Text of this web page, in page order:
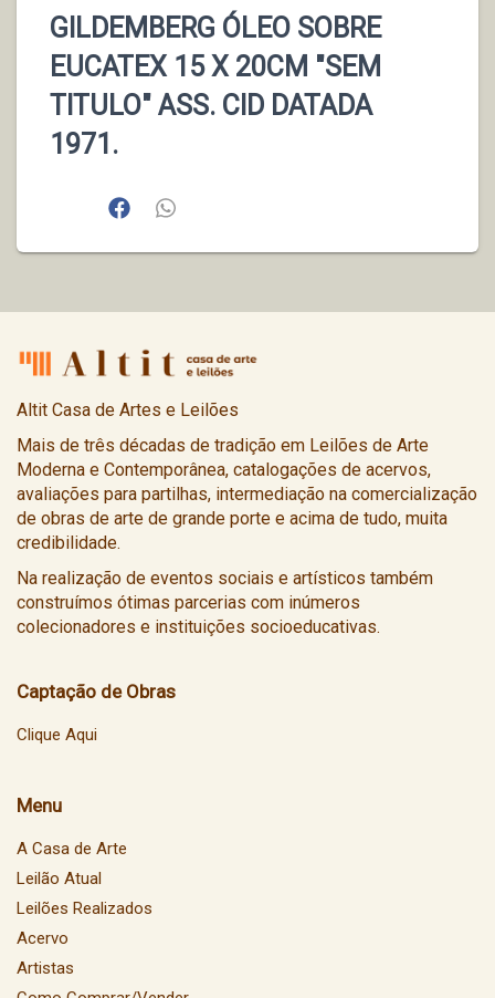
GILDEMBERG ÓLEO SOBRE
EUCATEX 15 X 20CM "SEM
TITULO" ASS. CID DATADA
1971.
Altit Casa de Artes e Leilões
Mais de três décadas de tradição em Leilões de Arte
Moderna e Contemporânea, catalogações de acervos,
avaliações para partilhas, intermediação na comercialização
de obras de arte de grande porte e acima de tudo, muita
credibilidade.
Na realização de eventos sociais e artísticos também
construímos ótimas parcerias com inúmeros
colecionadores e instituições socioeducativas.
Captação de Obras
Clique Aqui
Menu
A Casa de Arte
Leilão Atual
Leilões Realizados
Acervo
Artistas